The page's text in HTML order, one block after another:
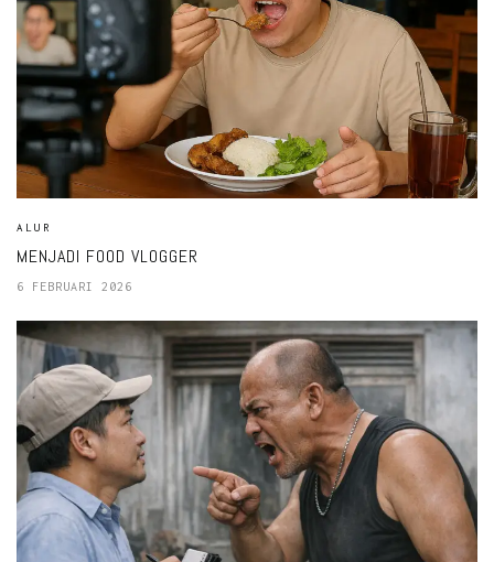
ALUR
MENJADI FOOD VLOGGER
6 FEBRUARI 2026